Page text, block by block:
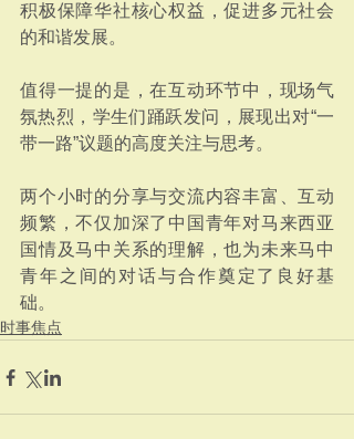
积极保障华社核心权益，促进多元社会
的和谐发展。
值得一提的是，在互动环节中，现场气
氛热烈，学生们踊跃发问，展现出对“一
带一路”议题的高度关注与思考。
两个小时的分享与交流内容丰富、互动
频繁，不仅加深了中国青年对马来西亚
国情及马中关系的理解，也为未来马中
青年之间的对话与合作奠定了良好基
础。
时事焦点